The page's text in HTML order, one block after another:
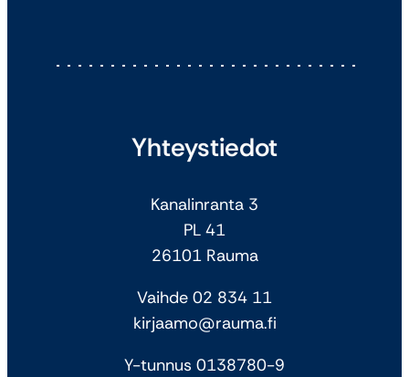
Yhteystiedot
Kanalinranta 3
PL 41
26101 Rauma
Vaihde 02 834 11
kirjaamo@rauma.fi
Y-tunnus 0138780-9